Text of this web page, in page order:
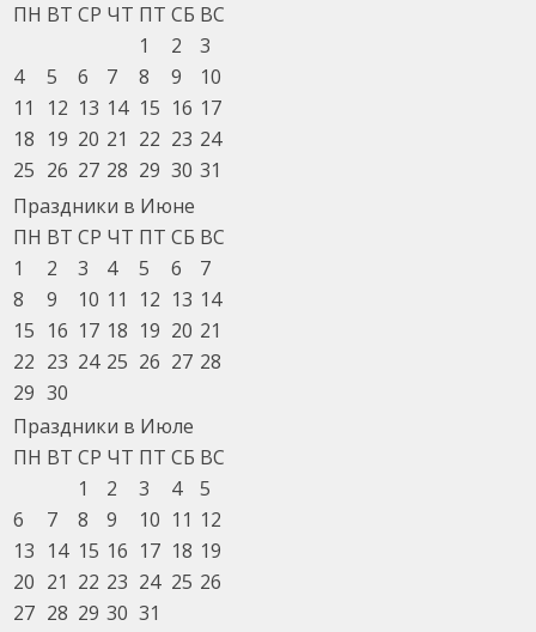
ПН ВТ СР ЧТ ПТ СБ ВС
1
2
3
4
5 6 7 8 9
10
11
12 13 14 15 16 17
18 19 20 21 22 23 24
25 26 27 28 29 30 31
Праздники в Июне
ПН ВТ СР ЧТ ПТ СБ ВС
1
2 3 4 5 6
7
8
9 10 11 12 13 14
15 16 17 18 19 20 21
22 23 24 25 26 27 28
29 30
Праздники в Июле
ПН ВТ СР ЧТ ПТ СБ ВС
1
2 3 4
5
6
7 8 9 10 11 12
13 14 15 16 17 18 19
20 21 22 23 24 25 26
27 28 29 30 31